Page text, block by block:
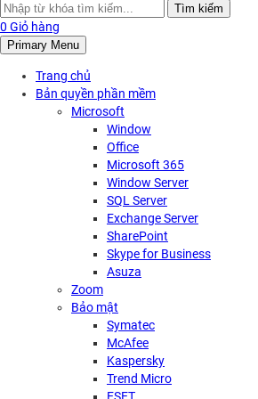
Search
for:
Tìm kiếm
0 Giỏ hàng
Primary Menu
Trang chủ
Bản quyền phần mềm
Microsoft
Window
Office
Microsoft 365
Window Server
SQL Server
Exchange Server
SharePoint
Skype for Business
Asuza
Zoom
Bảo mật
Symatec
McAfee
Kaspersky
Trend Micro